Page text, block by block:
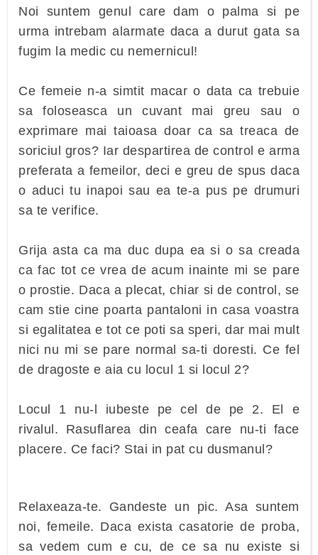
Noi suntem genul care dam o palma si pe
urma intrebam alarmate daca a durut gata sa
fugim la medic cu nemernicul!
Ce femeie n-a simtit macar o data ca trebuie
sa foloseasca un cuvant mai greu sau o
exprimare mai taioasa doar ca sa treaca de
soriciul gros? Iar despartirea de control e arma
preferata a femeilor, deci e greu de spus daca
o aduci tu inapoi sau ea te-a pus pe drumuri
sa te verifice.
Grija asta ca ma duc dupa ea si o sa creada
ca fac tot ce vrea de acum inainte mi se pare
o prostie. Daca a plecat, chiar si de control, se
cam stie cine poarta pantaloni in casa voastra
si egalitatea e tot ce poti sa speri, dar mai mult
nici nu mi se pare normal sa-ti doresti. Ce fel
de dragoste e aia cu locul 1 si locul 2?
Locul 1 nu-l iubeste pe cel de pe 2. El e
rivalul. Rasuflarea din ceafa care nu-ti face
placere. Ce faci? Stai in pat cu dusmanul?
Relaxeaza-te. Gandeste un pic. Asa suntem
noi, femeile. Daca exista casatorie de proba,
sa vedem cum e cu, de ce sa nu existe si